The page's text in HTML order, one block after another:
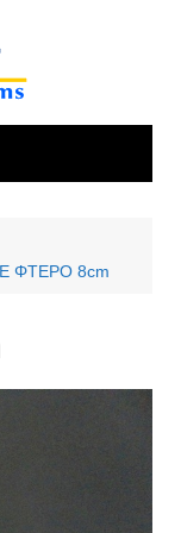
ΦΤΕΡΟ 8cm